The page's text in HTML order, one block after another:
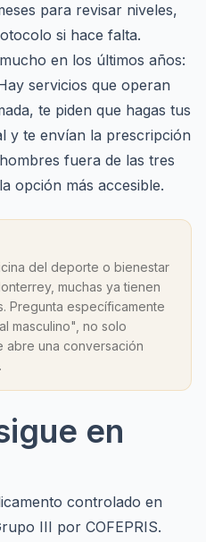
para revisar niveles,
si hace falta.
en los últimos años:
servicios que operan
te piden que hagas tus
y te envían la prescripción
fuera de las tres
opción más accesible.
del deporte o bienestar
muchas ya tienen
Pregunta específicamente
masculino", no solo
abre una conversación
en
controlado en
III por COFEPRIS.